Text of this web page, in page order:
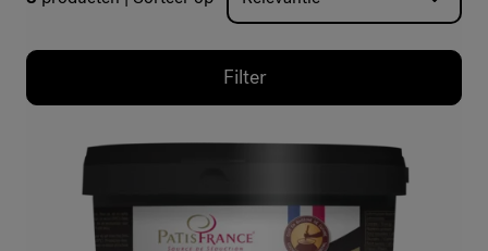
Filter